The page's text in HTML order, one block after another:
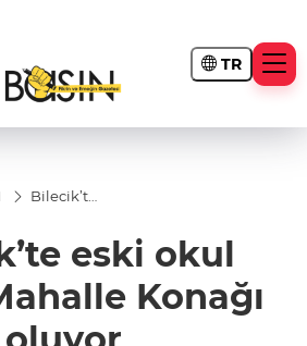
TR
Bilecik’te
Mahalle
Konağı
oluyor
eski okul
Konağı